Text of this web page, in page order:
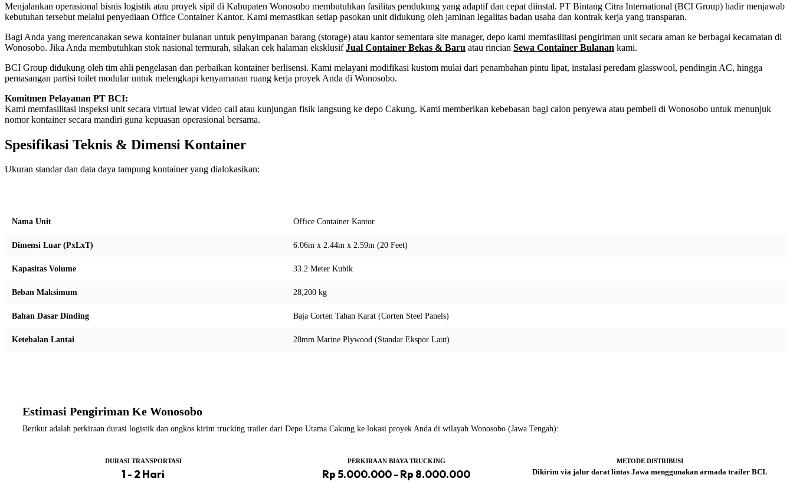
Menjalankan operasional bisnis logistik atau proyek sipil di Kabupaten Wonosobo membutuhkan fasilitas pendukung yang adaptif dan cepat diinstal. PT Bintang Citra International (BCI Group) hadir menjawab
kebutuhan tersebut melalui penyediaan Office Container Kantor. Kami memastikan setiap pasokan unit didukung oleh jaminan legalitas badan usaha dan kontrak kerja yang transparan.
Bagi Anda yang merencanakan sewa kontainer bulanan untuk penyimpanan barang (storage) atau kantor sementara site manager, depo kami memfasilitasi pengiriman unit secara aman ke berbagai kecamatan di
Wonosobo. Jika Anda membutuhkan stok nasional termurah, silakan cek halaman eksklusifJual Container Bekas & Baru atau rincian Sewa Container Bulanan kami.
BCI Group didukung oleh tim ahli pengelasan dan perbaikan kontainer berlisensi. Kami melayani modifikasi kustom mulai dari penambahan pintu lipat, instalasi peredam glasswool, pendingin AC, hingga
pemasangan partisi toilet modular untuk melengkapi kenyamanan ruang kerja proyek Anda di Wonosobo.
Komitmen Pelayanan PT BCI:
Kami memfasilitasi inspeksi unit secara virtual lewat video call atau kunjungan fisik langsung ke depo Cakung. Kami memberikan kebebasan bagi calon penyewa atau pembeli di Wonosobo untuk menunjuk
nomor kontainer secara mandiri guna kepuasan operasional bersama.
Spesifikasi Teknis & Dimensi Kontainer
Ukuran standar dan data daya tampung kontainer yang dialokasikan:
Nama Unit Office Container Kantor
Dimensi Luar (PxLxT) 6.06m x 2.44m x 2.59m (20 Feet)
Kapasitas Volume 33.2 Meter Kubik
Beban Maksimum 28,200 kg
Bahan Dasar Dinding Baja Corten Tahan Karat (Corten Steel Panels)
Ketebalan Lantai 28mm Marine Plywood (Standar Ekspor Laut)
Estimasi Pengiriman Ke Wonosobo
Berikut adalah perkiraan durasi logistik dan ongkos kirim trucking trailer dari Depo Utama Cakung ke lokasi proyek Anda di wilayah Wonosobo (Jawa Tengah):
DURASI TRANSPORTASI
1 - 2 Hari
PERKIRAAN BIAYA TRUCKING
Rp 5.000.000 - Rp 8.000.000
METODE DISTRIBUSI
Dikirim via jalur darat lintas Jawa menggunakan armada trailer BCI.